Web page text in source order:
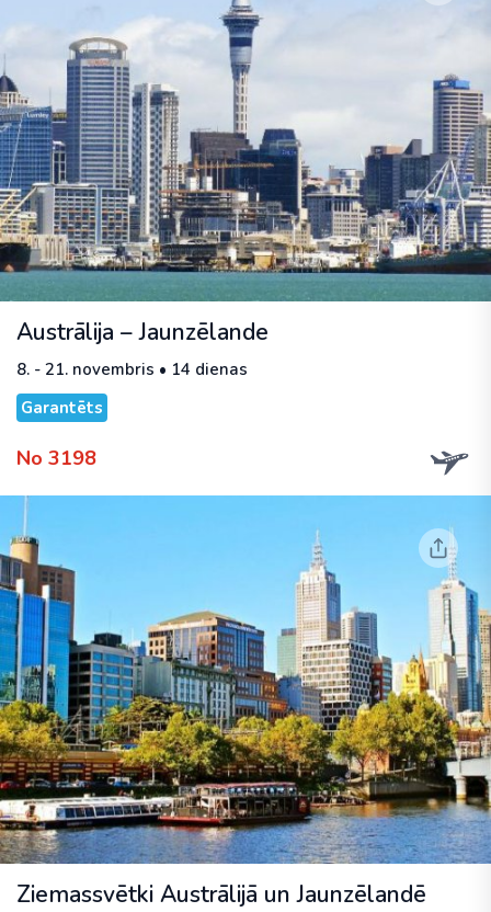
Austrālija – Jaunzēlande
8. - 21. novembris • 14 dienas
Garantēts
No 3198
Ziemassvētki Austrālijā un Jaunzēlandē